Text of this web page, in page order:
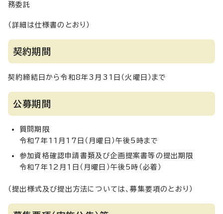
務委託
（詳細は仕様書のとおり）
契約期間
契約締結日から令和8年3月31日（火曜日）まで
公募期間
質問期限
令和7年11月17日（月曜日）午後5時まで
参加資格確認申請書類及び企画提案書等の提出期限
令和7年12月1日（月曜日）午後5時（必着）
（提出様式及び提出方法については、募集要項のとおり）